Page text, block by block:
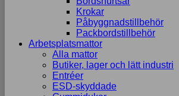
Krokar
Påbyggnadstillbehör
Packbordstillbehör
Arbetsplatsmattor
Alla mattor
Butiker, lager och lätt industri
Entréer
ESD-skyddade